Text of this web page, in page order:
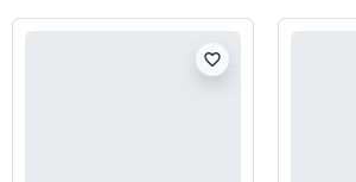
favorite_border